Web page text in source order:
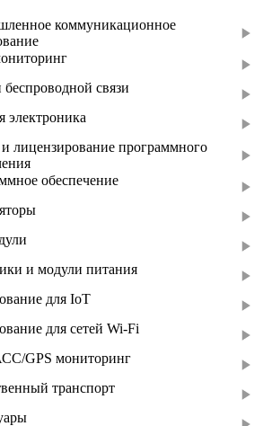
коммуникационное
связи
электроника
лицензирование программного
обеспечение
и модули питания
для IoT
для сетей Wi-Fi
GPS мониторинг
транспорт